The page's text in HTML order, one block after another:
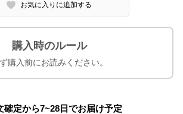
お気に入りに追加する
購入時のルール
購入前にお読みください。
確定から7~28日でお届け予定